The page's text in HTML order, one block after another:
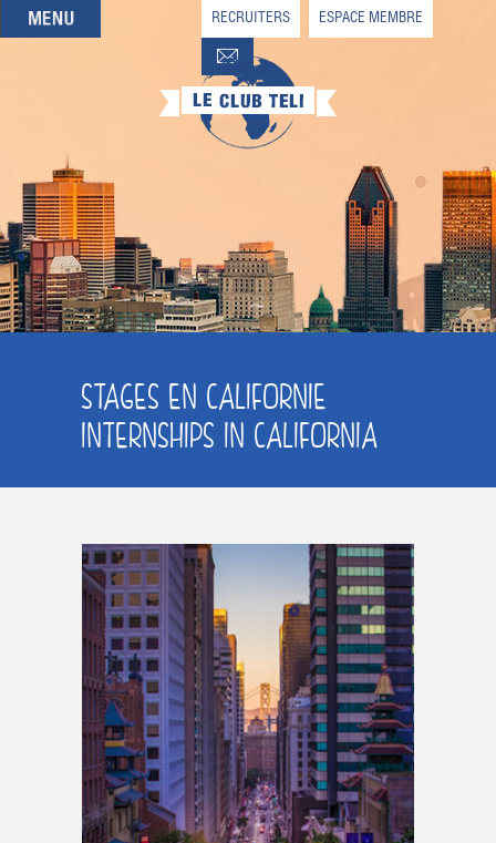
QUI SOMMES-NOUS
QUE CHERCHEZ-VOUS ?
NOS OFFRES PARTENAIRES
DEVENIR MEMBRE
RECRUITERS ESPACE MEMBRE
STAGES EN CALIFORNIE
INTERNSHIPS IN CALIFORNIA